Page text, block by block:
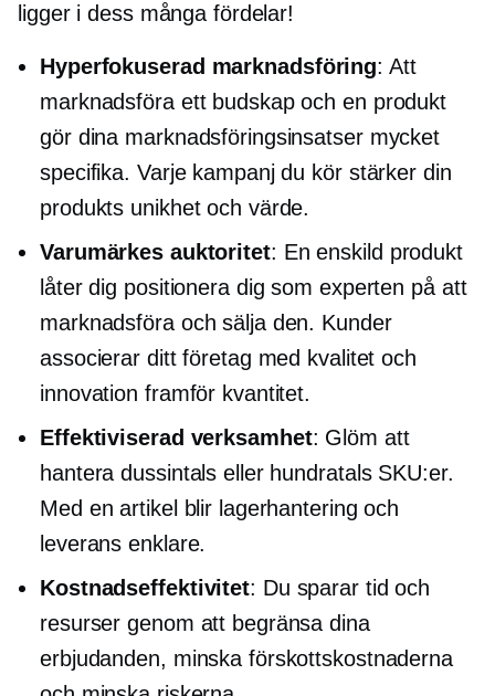
ligger i dess många fördelar!
Hyperfokuserad marknadsföring: Att
marknadsföra ett budskap och en produkt
gör dina marknadsföringsinsatser mycket
specifika. Varje kampanj du kör stärker din
produkts unikhet och värde.
Varumärkes auktoritet: En enskild produkt
låter dig positionera dig som experten på att
marknadsföra och sälja den. Kunder
associerar ditt företag med kvalitet och
innovation framför kvantitet.
Effektiviserad verksamhet: Glöm att
hantera dussintals eller hundratals SKU:er.
Med en artikel blir lagerhantering och
leverans enklare.
Kostnadseffektivitet: Du sparar tid och
resurser genom att begränsa dina
erbjudanden, minska förskottskostnaderna